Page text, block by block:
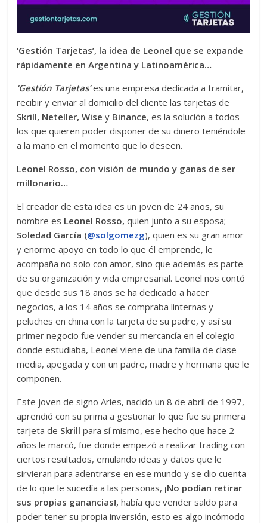
‘Gestión Tarjetas’, la idea de Leonel que se expande
rápidamente en Argentina y Latinoamérica…
‘Gestión Tarjetas’es una empresa dedicada a tramitar,
recibir y enviar al domicilio del cliente las tarjetas de
Skrill, Neteller, Wisey Binance, es la solución a todos
los que quieren poder disponer de su dinero teniéndole
a la mano en el momento que lo deseen.
Leonel Rosso, con visión de mundo y ganas de ser
millonario…
El creador de esta idea es un joven de 24 años, su
nombre es Leonel Rosso, quien junto a su esposa;
Soledad García (@solgomezg), quien es su gran amor
y enorme apoyo en todo lo que él emprende, le
acompaña no solo con amor, sino que además es parte
de su organización y vida empresarial. Leonel nos contó
que desde sus 18 años se ha dedicado a hacer
negocios, a los 14 años se compraba linternas y
peluches en china con la tarjeta de su padre, y así su
primer negocio fue vender su mercancía en el colegio
donde estudiaba, Leonel viene de una familia de clase
media, apegada y con un padre, madre y hermana que le
componen.
Este joven de signo Aries, nacido un 8 de abril de 1997,
aprendió con su prima a gestionar lo que fue su primera
tarjeta de Skrill para sí mismo, ese hecho que hace 2
años le marcó, fue donde empezó a realizar trading con
ciertos resultados, emulando ideas y datos que le
sirvieran para adentrarse en ese mundo y se dio cuenta
de lo que le sucedía a las personas, ¡No podían retirar
sus propias ganancias!, había que vender saldo para
poder tener su propia inversión, esto es algo incómodo